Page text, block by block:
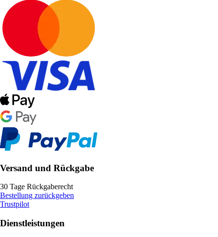
Versand und Rückgabe
30 Tage Rückgaberecht
Bestellung zurückgeben
Trustpilot
Dienstleistungen